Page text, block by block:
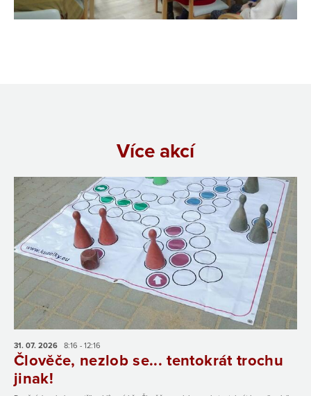
Více akcí
31. 07. 2026 8:16 - 12:16
Člověče, nezlob se... tentokrát trochu
jinak!